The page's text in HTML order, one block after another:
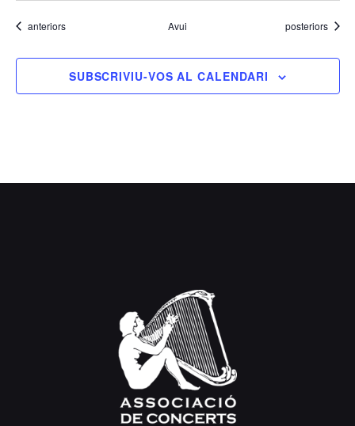
Esdeveniments
anteriors Avui Esdeveniments
posteriors
SUBSCRIVIU-VOS AL CALENDARI